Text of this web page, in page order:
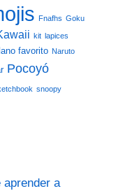
Fnafhs Goku
kit lapices
favorito Naruto
Pocoyó
snoopy
aprender a